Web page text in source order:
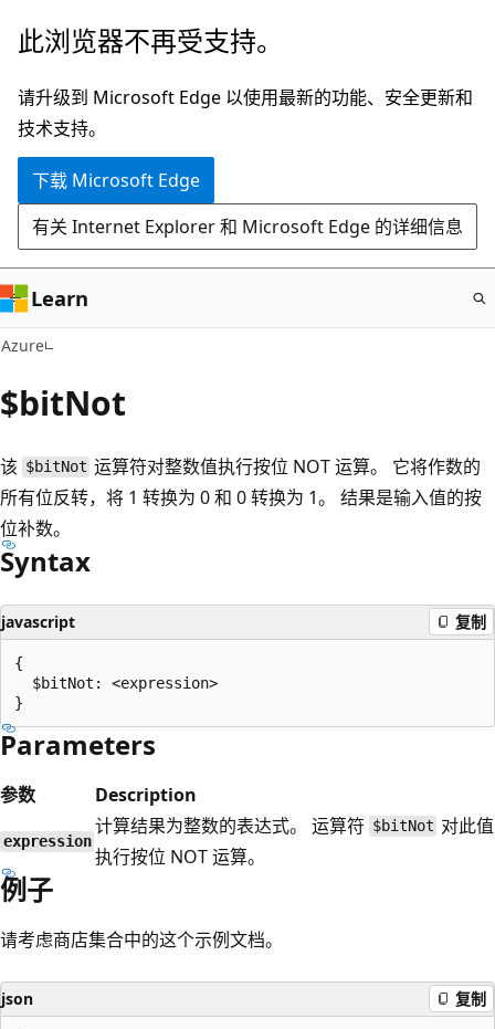
跳
主
要
内
此浏览器不再受支持。
请升级到 Microsoft Edge 以使用最新的功能、安全更新和
技术支持。
下载 Microsoft Edge
有关 Internet Explorer 和 Microsoft Edge 的详细信息
Learn
Azure
$bitNot
该 $bitNot 运算符对整数值执行按位 NOT 运算。 它将作数的
所有位反转，将 1 转换为 0 和 0 转换为 1。 结果是输入值的按
位补数。
Syntax
javascript 复制
{
  $bitNot: <expression>
Parameters
参数 Description
expression
计算结果为整数的表达式。 运算符 $bitNot 对此值
执行按位 NOT 运算。
例子
请考虑商店集合中的这个示例文档。
json 复制